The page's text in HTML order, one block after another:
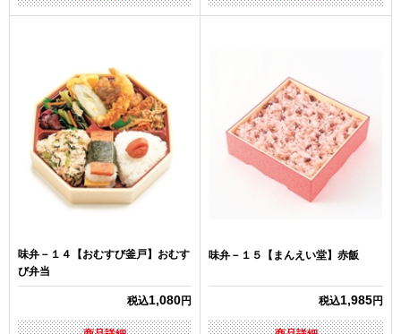
味弁－１４【おむすび釜戸】おむす
び弁当
税込1,080円
味弁－１５【まんえい堂】赤飯
税込1,985円